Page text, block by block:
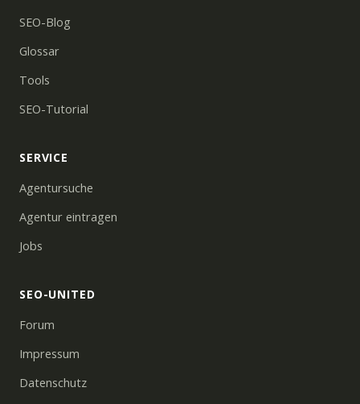
SEO-Blog
Glossar
Tools
SEO-Tutorial
SERVICE
Agentursuche
Agentur eintragen
Jobs
SEO-UNITED
Forum
Impressum
Datenschutz